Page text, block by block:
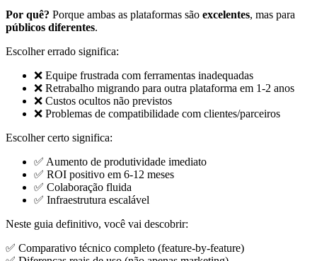
Por quê? Porque ambas as plataformas são excelentes, mas para
públicos diferentes.
Escolher errado significa:
❌ Equipe frustrada com ferramentas inadequadas
❌ Retrabalho migrando para outra plataforma em 1-2 anos
❌ Custos ocultos não previstos
❌ Problemas de compatibilidade com clientes/parceiros
Escolher certo significa:
✅ Aumento de produtividade imediato
✅ ROI positivo em 6-12 meses
✅ Colaboração fluida
✅ Infraestrutura escalável
Neste guia definitivo, você vai descobrir:
✅ Comparativo técnico completo (feature-by-feature)